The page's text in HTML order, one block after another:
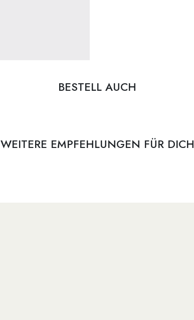
BESTELL AUCH
WEITERE EMPFEHLUNGEN FÜR DICH